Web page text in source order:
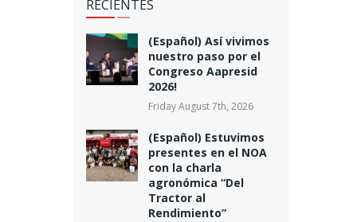
RECIENTES
(Español) Así vivimos
nuestro paso por el
Congreso Aapresid
2026!
Friday August 7th, 2026
(Español) Estuvimos
presentes en el NOA
con la charla
agronómica “Del
Tractor al
Rendimiento”